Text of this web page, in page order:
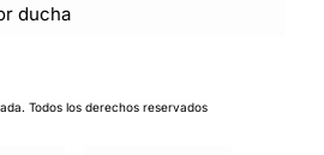
ducha
Todos los derechos reservados